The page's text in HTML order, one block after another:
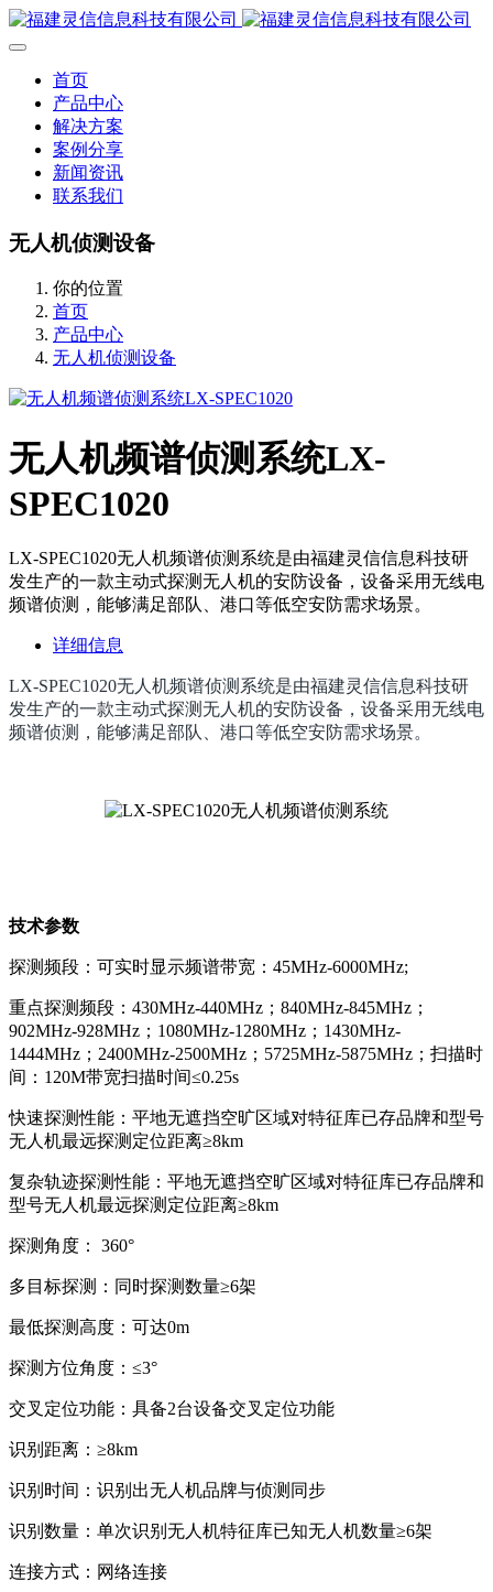
首页
产品中心
解决方案
案例分享
新闻资讯
联系我们
无人机侦测设备
你的位置
首页
产品中心
无人机侦测设备
无人机频谱侦测系统LX-
SPEC1020
LX-SPEC1020无人机频谱侦测系统是由福建灵信信息科技研
发生产的一款主动式探测无人机的安防设备，设备采用无线电
频谱侦测，能够满足部队、港口等低空安防需求场景。
详细信息
LX-SPEC1020无人机频谱侦测系统是由福建灵信信息科技研
发生产的一款主动式探测无人机的安防设备，设备采用无线电
频谱侦测，能够满足部队、港口等低空安防需求场景。
技术参数
探测频段：可实时显示频谱带宽：45MHz-6000MHz;
重点探测频段：430MHz-440MHz；840MHz-845MHz；
902MHz-928MHz；1080MHz-1280MHz；1430MHz-
1444MHz；2400MHz-2500MHz；5725MHz-5875MHz；扫描时
间：120M带宽扫描时间≤0.25s
快速探测性能：平地无遮挡空旷区域对特征库已存品牌和型号
无人机最远探测定位距离≥8km
复杂轨迹探测性能：平地无遮挡空旷区域对特征库已存品牌和
型号无人机最远探测定位距离≥8km
探测角度： 360°
多目标探测：同时探测数量≥6架
最低探测高度：可达0m
探测方位角度：≤3°
交叉定位功能：具备2台设备交叉定位功能
识别距离：≥8km
识别时间：识别出无人机品牌与侦测同步
识别数量：单次识别无人机特征库已知无人机数量≥6架
连接方式：网络连接